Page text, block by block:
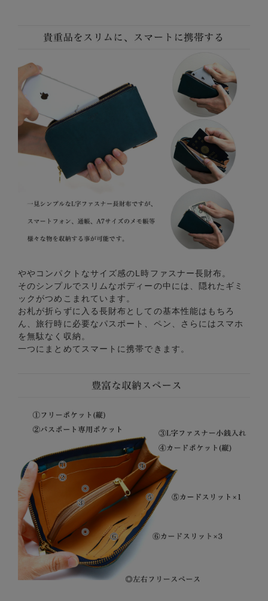
ややコンパクトなサイズ感のL時ファスナー長財布。
そのシンプルでスリムなボディーの中には、隠れたギミ
ックがつめこまれています。
お札が折らずに入る長財布としての基本性能はもちろ
ん、旅行時に必要なパスポート、ペン、さらにはスマホ
を無駄なく収納。
一つにまとめてスマートに携帯できます。